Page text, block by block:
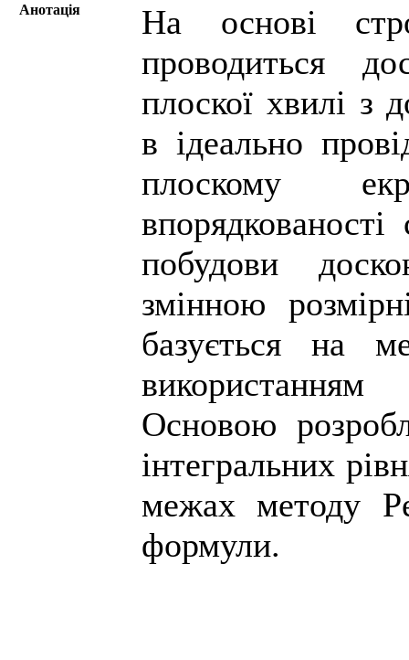
Анотація
На основі
проводиться
плоскої хвилі з
в ідеально
плоскому
побудови
змінною
базується на
Основою
інтегральних
межах методу
формули.